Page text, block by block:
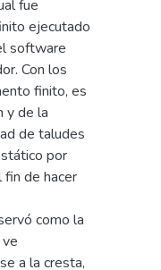
fue
ejecutado
software
Con los
finito, es
y de la
de taludes
por
de hacer
como la
a la cresta,